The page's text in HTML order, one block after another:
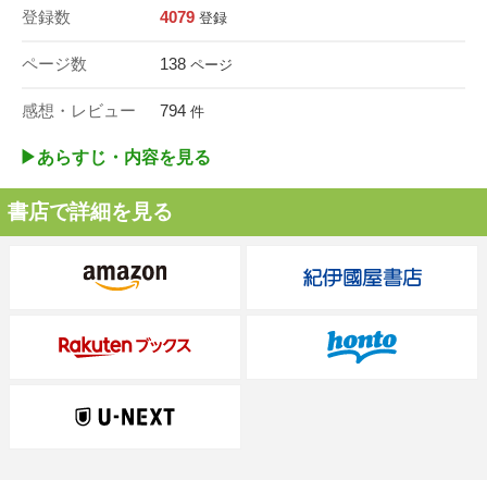
登録数 4079 登録
ページ数 138 ページ
感想・レビュー 794 件
▶︎あらすじ・内容を見る
書店で詳細を見る